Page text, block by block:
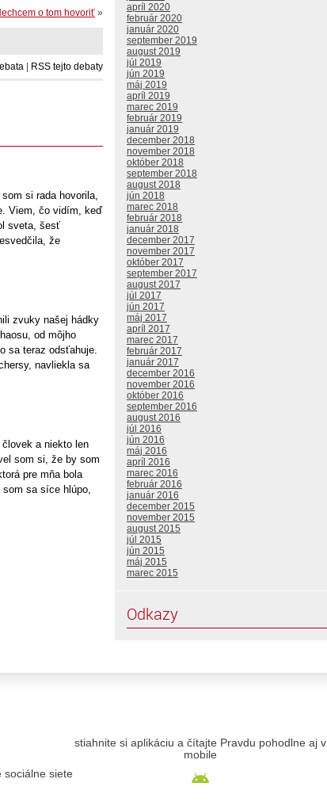
o tom hovoriť »
RSS tejto debaty
si rada hovorila,
Viem, čo vidím, keď
sveta, šesť
že
zvuky našej hádky
od môjho
sa teraz odsťahuje.
navliekla sa
a niekto len
som si, že by som
pre mňa bola
sa síce hlúpo,
apríl 2020
február 2020
január 2020
september 2019
august 2019
júl 2019
jún 2019
máj 2019
apríl 2019
marec 2019
február 2019
január 2019
december 2018
november 2018
október 2018
september 2018
august 2018
jún 2018
marec 2018
február 2018
január 2018
december 2017
november 2017
október 2017
september 2017
august 2017
júl 2017
jún 2017
máj 2017
apríl 2017
marec 2017
február 2017
január 2017
december 2016
november 2016
október 2016
september 2016
august 2016
júl 2016
jún 2016
máj 2016
apríl 2016
marec 2016
február 2016
január 2016
december 2015
november 2015
august 2015
júl 2015
jún 2015
máj 2015
marec 2015
Odkazy
sociálne siete
stiahnite si aplikáciu a čítajte Pravdu pohodlne aj v
mobile